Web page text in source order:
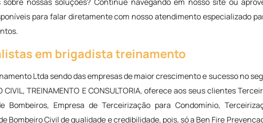
para falar diretamente com nosso atendimento especializado
em brigadista treinamento
Ltda sendo das empresas de maior crescimento e sucesso no
CIVIL, TREINAMENTO E CONSULTORIA, oferece aos seus clientes
Bombeiros, Empresa de Terceirização para Condomínio,
Bombeiro Civil de qualidade e credibilidade, pois, só a Ben Fire